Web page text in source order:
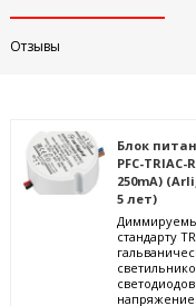
Отзывы
Блок
PFC-TRIAC-
250mA)
5 лет)
стандарту
напряжение